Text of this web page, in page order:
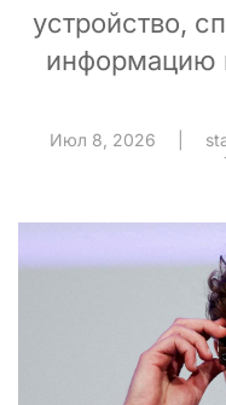
устройство,
информацию
Июл 8, 2026